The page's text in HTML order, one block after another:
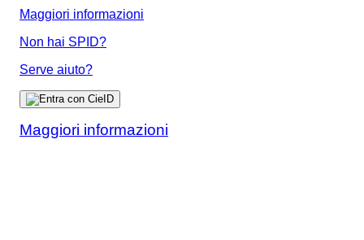
Maggiori informazioni
Non hai SPID?
Serve aiuto?
Maggiori informazioni